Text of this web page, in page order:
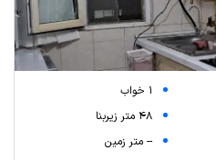
1 خواب
48 متر زیربنا
-- متر زمین